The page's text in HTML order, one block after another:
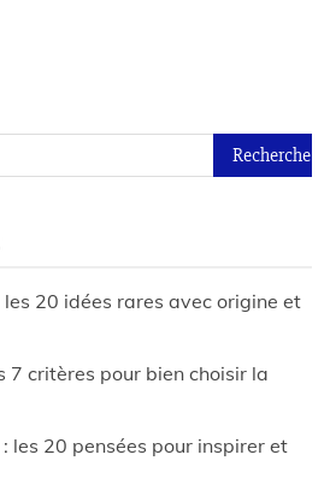
les 20 idées rares avec origine et
7 critères pour bien choisir la
les 20 pensées pour inspirer et